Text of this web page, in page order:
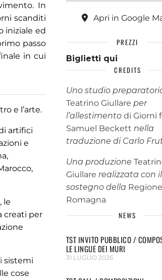
In
scanditi
iniziale ed
passo
in cui
e l’arte.
artifici
e
le
creati per
sistemi
cose
Apri in Google
PREZZI
Biglietti qui
CREDITS
Uno studio
Teatrino Giullare per
l’allestimentodi Giorni
Samuel Beckett nella
traduzione di Carlo
Una produzione
Giullare realizzata con il
sostegno della
Romagna
NEWS
TST INVITO PUBBLICO /
LE LINGUE DEI MURI
31 LUGLIO 2026